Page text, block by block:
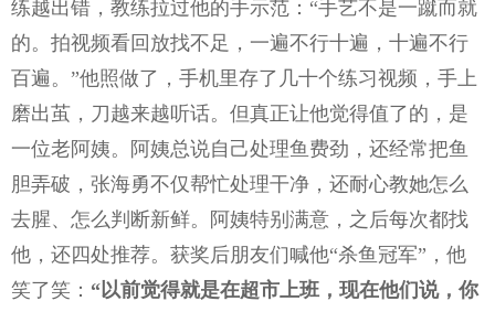
练越出错，教练拉过他的手示范：“手艺不是一蹴而就
的。拍视频看回放找不足，一遍不行十遍，十遍不行
百遍。”他照做了，手机里存了几十个练习视频，手上
磨出茧，刀越来越听话。但真正让他觉得值了的，是
一位老阿姨。阿姨总说自己处理鱼费劲，还经常把鱼
胆弄破，张海勇不仅帮忙处理干净，还耐心教她怎么
去腥、怎么判断新鲜。阿姨特别满意，之后每次都找
他，还四处推荐。获奖后朋友们喊他“杀鱼冠军”，他
笑了笑： “以前觉得就是在超市上班，现在他们说，你